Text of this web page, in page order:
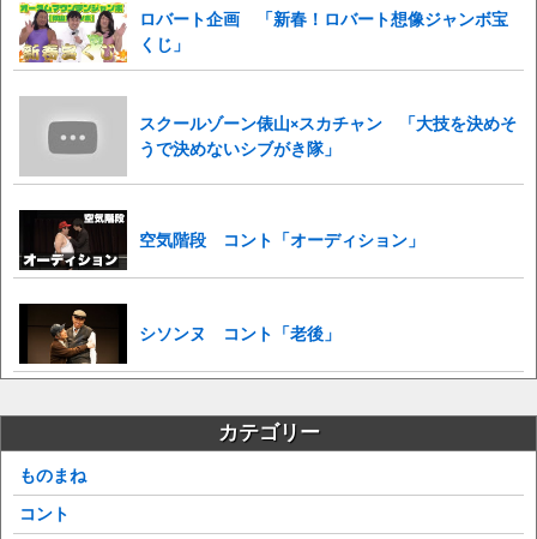
ロバート企画 「新春！ロバート想像ジャンボ宝
くじ」
スクールゾーン俵山×スカチャン 「大技を決めそ
うで決めないシブがき隊」
空気階段 コント「オーディション」
シソンヌ コント「老後」
カテゴリー
ものまね
コント